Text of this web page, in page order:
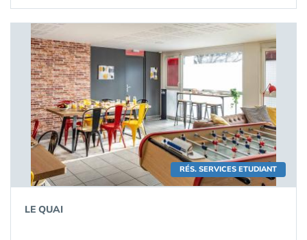
RÉS. SERVICES ETUDIANT
LE QUAI